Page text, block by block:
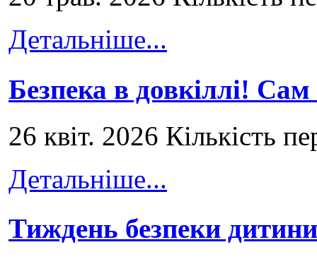
Детальніше...
Безпека в довкіллі!
26 квіт. 2026 Кількість
Детальніше...
Тиждень безпеки